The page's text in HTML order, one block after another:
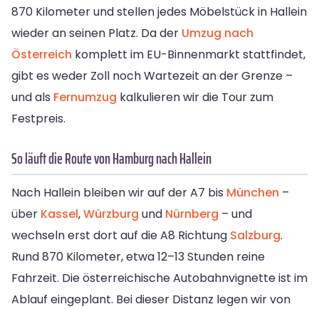
870 Kilometer und stellen jedes Möbelstück in Hallein
wieder an seinen Platz. Da der Umzug nach
Österreich komplett im EU-Binnenmarkt stattfindet,
gibt es weder Zoll noch Wartezeit an der Grenze –
und als Fernumzug kalkulieren wir die Tour zum
Festpreis.
So läuft die Route von Hamburg nach Hallein
Nach Hallein bleiben wir auf der A7 bis München –
über Kassel,Würzburg und Nürnberg – und
wechseln erst dort auf die A8 Richtung Salzburg.
Rund 870 Kilometer, etwa 12–13 Stunden reine
Fahrzeit. Die österreichische Autobahnvignette ist im
Ablauf eingeplant. Bei dieser Distanz legen wir von